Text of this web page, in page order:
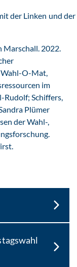
der Linken und
Marschall. 2022.
Wahl-O-Mat,
im
Rudolf; Schiffers,
Plümer
der Wahl-,